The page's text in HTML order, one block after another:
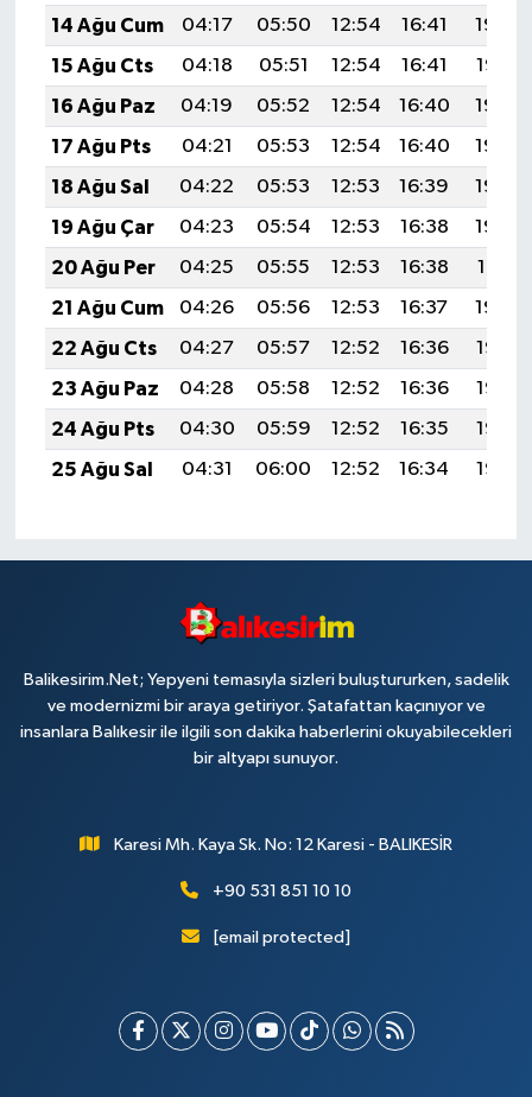
14 Ağu Cum
04:17 05:50 12:54 16:41
19:49
15 Ağu Cts
04:18 05:51 12:54 16:41
19:47
16 Ağu Paz
04:19 05:52 12:54 16:40
19:46
17 Ağu Pts
04:21 05:53 12:54 16:40
19:45
18 Ağu Sal
04:22 05:53 12:53 16:39
19:43
19 Ağu Çar
04:23 05:54 12:53 16:38
19:42
20 Ağu Per
04:25 05:55 12:53 16:38
19:41
21 Ağu Cum
04:26 05:56 12:53 16:37
19:39
22 Ağu Cts
04:27 05:57 12:52 16:36
19:38
23 Ağu Paz
04:28 05:58 12:52 16:36
19:36
24 Ağu Pts
04:30 05:59 12:52 16:35
19:35
25 Ağu Sal
04:31 06:00 12:52 16:34 19:33
Balikesirim.Net; Yepyeni temasıyla sizleri buluştururken, sadelik
ve modernizmi bir araya getiriyor. Şatafattan kaçınıyor ve
insanlara Balıkesir ile ilgili son dakika haberlerini okuyabilecekleri
bir altyapı sunuyor.
Karesi Mh. Kaya Sk. No: 12 Karesi - BALIKESİR
+90 531 851 10 10
[email protected]